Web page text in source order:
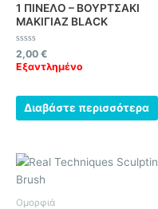
1 ΠΙΝΕΛΟ – ΒΟΥΡΤΣΑΚΙ
ΜΑΚΙΓΙΑΖ BLACK
Βαθμολογήθηκε
με
0
2,00 €
Εξαντλημένο
Διαβάστε περισσότερα
Ομορφιά